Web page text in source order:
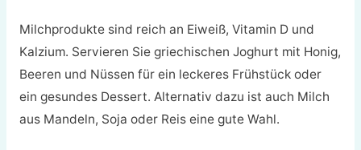
Milchprodukte sind reich an Eiweiß, Vitamin D und
Kalzium. Servieren Sie griechischen Joghurt mit Honig,
Beeren und Nüssen für ein leckeres Frühstück oder
ein gesundes Dessert. Alternativ dazu ist auch Milch
aus Mandeln, Soja oder Reis eine gute Wahl.